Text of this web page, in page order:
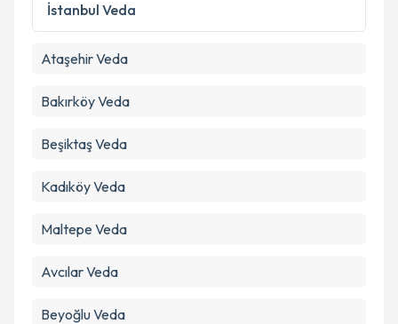
İstanbul Veda
AtaşehirVeda
BakırköyVeda
BeşiktaşVeda
KadıköyVeda
Maltepe Veda
AvcılarVeda
BeyoğluVeda